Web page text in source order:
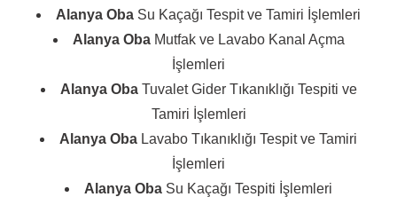
Alanya Oba Su Kaçağı Tespit ve Tamiri İşlemleri
Alanya Oba Mutfak ve Lavabo Kanal Açma
İşlemleri
Alanya Oba Tuvalet Gider Tıkanıklığı Tespiti ve
Tamiri İşlemleri
Alanya Oba Lavabo Tıkanıklığı Tespit ve Tamiri
İşlemleri
Alanya Oba Su Kaçağı Tespiti İşlemleri